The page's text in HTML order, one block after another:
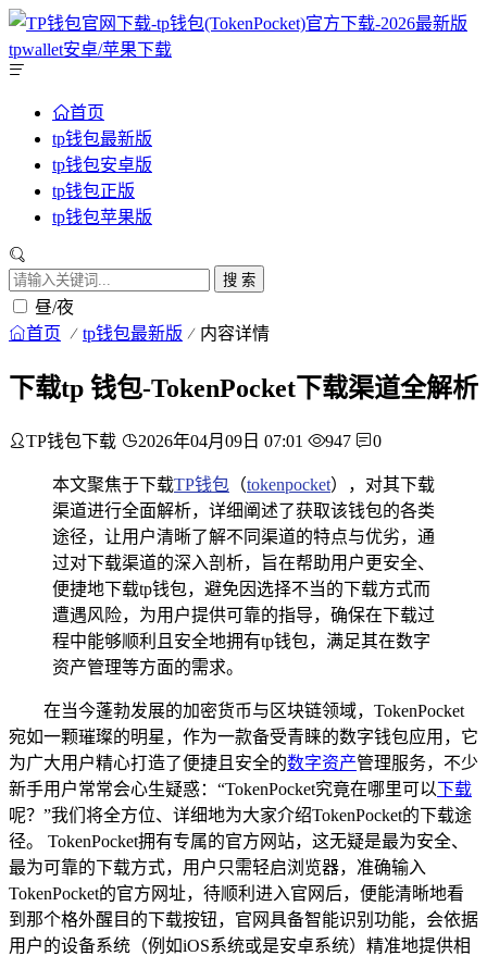
首页
tp钱包最新版
tp钱包安卓版
tp钱包正版
tp钱包苹果版
搜 索
昼/夜
首页 tp钱包最新版 内容详情
下载tp 钱包-TokenPocket下载渠道全解析
TP钱包下载 2026年04月09日 07:01 947 0
本文聚焦于下载TP钱包 （tokenpocket），对其下载
渠道进行全面解析，详细阐述了获取该钱包的各类
途径，让用户清晰了解不同渠道的特点与优劣，通
过对下载渠道的深入剖析，旨在帮助用户更安全、
便捷地下载tp钱包，避免因选择不当的下载方式而
遭遇风险，为用户提供可靠的指导，确保在下载过
程中能够顺利且安全地拥有tp钱包，满足其在数字
资产管理等方面的需求。
在当今蓬勃发展的加密货币与区块链领域，TokenPocket
宛如一颗璀璨的明星，作为一款备受青睐的数字钱包应用，它
为广大用户精心打造了便捷且安全的数字资产管理服务，不少
新手用户常常会心生疑惑：“TokenPocket究竟在哪里可以下载
呢？”我们将全方位、详细地为大家介绍TokenPocket的下载途
径。 TokenPocket拥有专属的官方网站，这无疑是最为安全、
最为可靠的下载方式，用户只需轻启浏览器，准确输入
TokenPocket的官方网址，待顺利进入官网后，便能清晰地看
到那个格外醒目的下载按钮，官网具备智能识别功能，会依据
用户的设备系统（例如iOS系统或是安卓系统）精准地提供相